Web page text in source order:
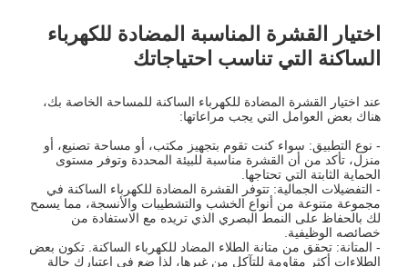
اختيار القشرة المناسبة المضادة للكهرباء
الساكنة التي تناسب احتياجاتك
عند اختيار القشرة المضادة للكهرباء الساكنة للمساحة الخاصة بك،
هناك بعض العوامل التي يجب مراعاتها:
- نوع التطبيق: سواء كنت تقوم بتجهيز مكتب، أو مساحة تصنيع، أو
منزل، تأكد من أن القشرة مناسبة للبيئة المحددة وتوفر مستوى
الحماية الثابتة التي تحتاجها.
- التفضيلات الجمالية: تتوفر القشرة المضادة للكهرباء الساكنة في
مجموعة متنوعة من أنواع الخشب والتشطيبات والأنسجة، مما يسمح
لك بالحفاظ على النمط البصري الذي تريده مع الاستفادة من
خصائصه الوظيفية.
- المتانة: تحقق من متانة الطلاء المضاد للكهرباء الساكنة. تكون بعض
الطلاءات أكثر مقاومة للتآكل من غيرها، لذا ضع في اعتبارك حالة